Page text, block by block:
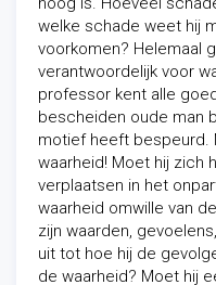
welke schade weet hij
voorkomen? Helemaal
verantwoordelijk voor
professor kent alle
bescheiden oude man
motief heeft bespeurd.
waarheid! Moet hij zich
verplaatsen in het
waarheid omwille van
zijn waarden,
uit tot hoe hij de
de waarheid? Moet hij